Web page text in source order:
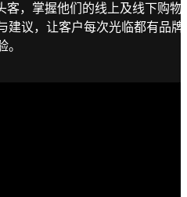
客，掌握他们的线上及线下购物
建议，让客户每次光临都有品牌
。